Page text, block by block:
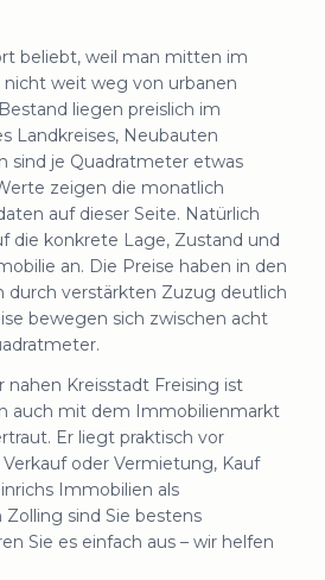
beliebt, weil man mitten im
nicht weit weg von urbanen
liegen preislich im
Landkreises, Neubauten
sind je Quadratmeter etwas
zeigen die monatlich
auf dieser Seite. Natürlich
die konkrete Lage, Zustand und
an. Die Preise haben in den
durch verstärkten Zuzug deutlich
bewegen sich zwischen acht
nahen Kreisstadt Freising ist
auch mit dem Immobilienmarkt
Er liegt praktisch vor
oder Vermietung, Kauf
Immobilien als
sind Sie bestens
Sie es einfach aus – wir helfen